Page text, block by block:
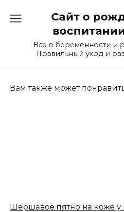
Сайт о
Все о беременности и
Правильный уход и
Вам также может
Шершавое пятно на коже у